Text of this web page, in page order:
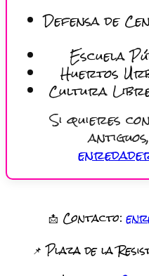
Defensa de
Escuela
Huertos
Cultura
Si quieres
📩 Contacto:
📌 Plaza de la